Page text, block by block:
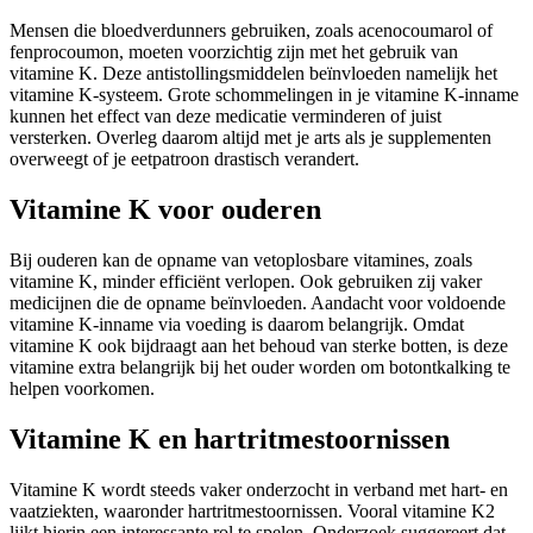
Mensen die bloedverdunners gebruiken, zoals acenocoumarol of
fenprocoumon, moeten voorzichtig zijn met het gebruik van
vitamine K. Deze antistollingsmiddelen beïnvloeden namelijk het
vitamine K-systeem. Grote schommelingen in je vitamine K-inname
kunnen het effect van deze medicatie verminderen of juist
versterken. Overleg daarom altijd met je arts als je supplementen
overweegt of je eetpatroon drastisch verandert.
Vitamine K voor ouderen
Bij ouderen kan de opname van vetoplosbare vitamines, zoals
vitamine K, minder efficiënt verlopen. Ook gebruiken zij vaker
medicijnen die de opname beïnvloeden. Aandacht voor voldoende
vitamine K-inname via voeding is daarom belangrijk. Omdat
vitamine K ook bijdraagt aan het behoud van sterke botten, is deze
vitamine extra belangrijk bij het ouder worden om botontkalking te
helpen voorkomen.
Vitamine K en hartritmestoornissen
Vitamine K wordt steeds vaker onderzocht in verband met hart- en
vaatziekten, waaronder hartritmestoornissen. Vooral vitamine K2